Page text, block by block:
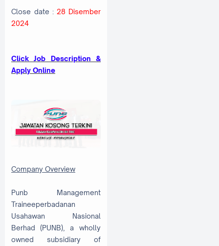
Close date : 28 Disember
2024
Click Job Description &
Apply Online
Company Overview
Punb Management
Traineeperbadanan
Usahawan Nasional
Berhad (PUNB), a wholly
owned subsidiary of